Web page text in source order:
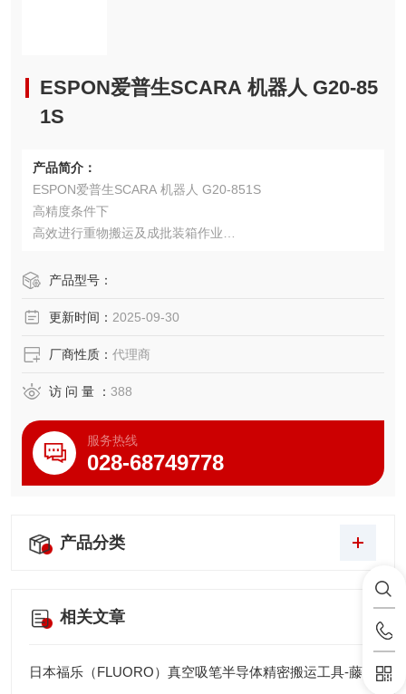
ESPON爱普生SCARA 机器人 G20-85
1S
产品简介：
ESPON爱普生SCARA 机器人 G20-851S
高精度条件下
高效进行重物搬运及成批装箱作业
长手臂，高负载和高性能
提供 850 和 1000 毫米臂长
符合 IP54 和 IP65 冲洗/防尘型号
产品型号：
更新时间： 2025-09-30
厂商性质： 代理商
访 问 量 ： 388
服务热线
028-68749778
产品分类
相关文章